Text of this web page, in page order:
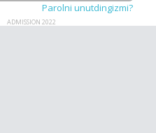
Parolni unutdingizmi?
ADMISSION 2022